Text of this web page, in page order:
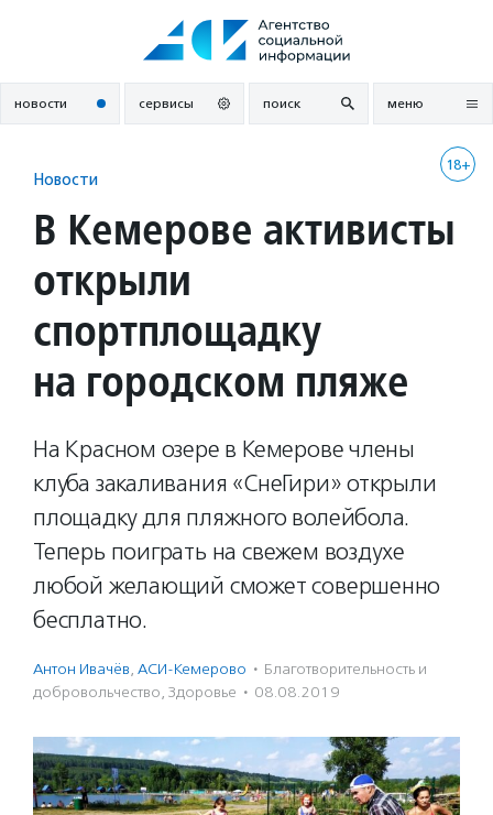
новости сервисы поиск меню
18+
Новости
В Кемерове активисты
открыли
спортплощадку
на городском пляже
На Красном озере в Кемерове члены
клуба закаливания «СнеГири» открыли
площадку для пляжного волейбола.
Теперь поиграть на свежем воздухе
любой желающий сможет совершенно
бесплатно.
Антон Ивачёв, АСИ-Кемерово · Благотвори­тель­ность и
доброволь­чест­во, Здоровье · 08.08.2019